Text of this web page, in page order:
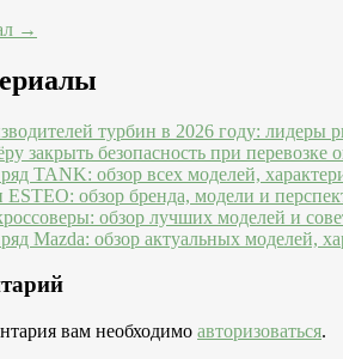
→
вам необходимо авторизоваться.